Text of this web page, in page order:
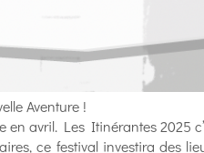
Aventure !
avril. Les Itinérantes 2025
ce festival investira